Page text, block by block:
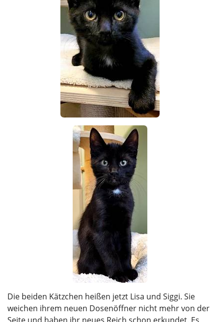
Die beiden Kätzchen heißen jetzt Lisa und Siggi. Sie
weichen ihrem neuen Dosenöffner nicht mehr von der